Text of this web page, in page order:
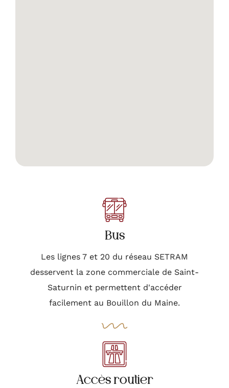
Bus
Les lignes 7 et 20 du réseau SETRAM
desservent la zone commerciale de Saint-
Saturnin et permettent d'accéder
facilement au Bouillon du Maine.
Accès routier